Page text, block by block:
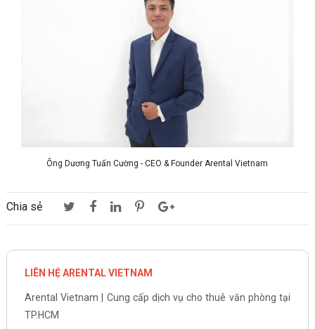
Ông Dương Tuấn Cường - CEO & Founder Arental Vietnam
Chia sẻ
LIÊN HỆ ARENTAL VIETNAM
Arental Vietnam | Cung cấp dịch vụ cho thuê văn phòng tại
TP.HCM